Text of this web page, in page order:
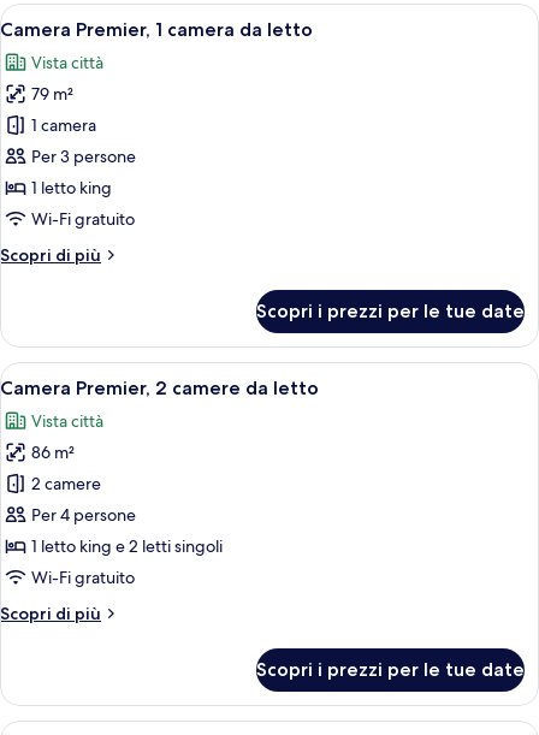
camera
letto
Apri
tutte
le
foto
per
Camera
Premier,
1
camera
da
Una cucina moderna con mobili
9
Camera Premier, 1 camera da letto
Vista città
79 m²
1 camera
Per 3 persone
1 letto king
Wi-Fi gratuito
Scopri di più
Altri
Premier,
camera
letto
Scopri i prezzi per le tue date
Apri
tutte
le
foto
per
Camera
Premier,
2
camere
da
Una moderna camera d'albergo con
6
Camera Premier, 2 camere da letto
Vista città
86 m²
2 camere
Per 4 persone
1 letto king e 2 letti singoli
Wi-Fi gratuito
Scopri di più
Altri
Premier,
Scopri i prezzi per le tue date
Una camera d'albergo moderna